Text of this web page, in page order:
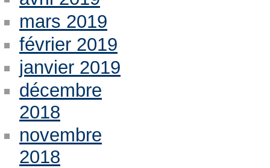
mars 2019
février 2019
janvier 2019
décembre
2018
novembre
2018